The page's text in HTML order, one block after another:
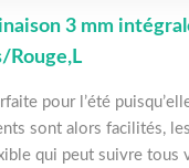
3 mm
Rouge,L
pour l’été
sont alors facilités,
qui peut suivre tous